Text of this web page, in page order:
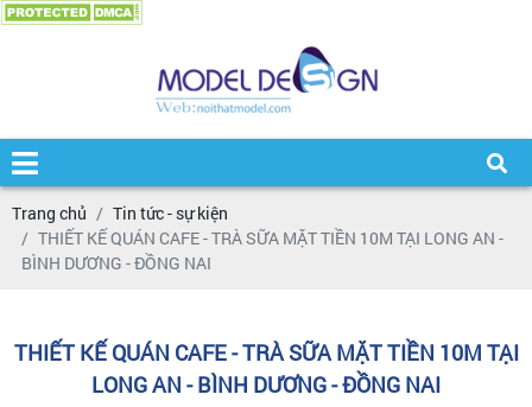
Trang chủ
Tin tức - sự kiện
THIẾT KẾ QUÁN CAFE - TRÀ SỮA MẶT TIỀN 10M TẠI LONG AN -
BÌNH DƯƠNG - ĐỒNG NAI
THIẾT KẾ QUÁN CAFE - TRÀ SỮA MẶT TIỀN 10M TẠI
LONG AN - BÌNH DƯƠNG - ĐỒNG NAI